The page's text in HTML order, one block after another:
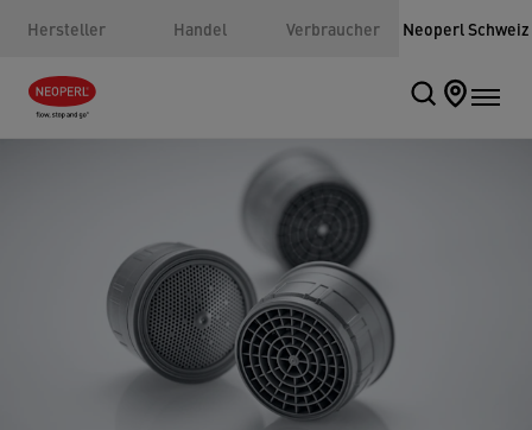
Hersteller Handel Verbraucher Neoperl Schweiz